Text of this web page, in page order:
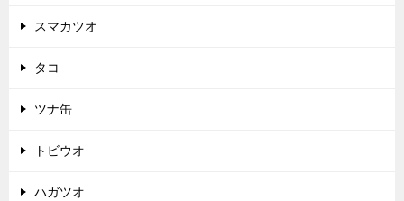
スマカツオ
タコ
ツナ缶
トビウオ
ハガツオ